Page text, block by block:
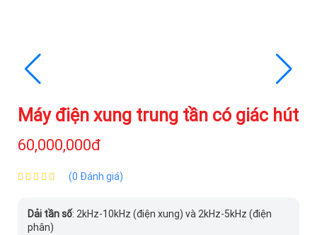
Máy điện xung trung tần có giác hút
60,000,000đ
(0 Đánh giá)
Dải tần số: 2kHz-10kHz (điện xung) và 2kHz-5kHz (điện
phân)